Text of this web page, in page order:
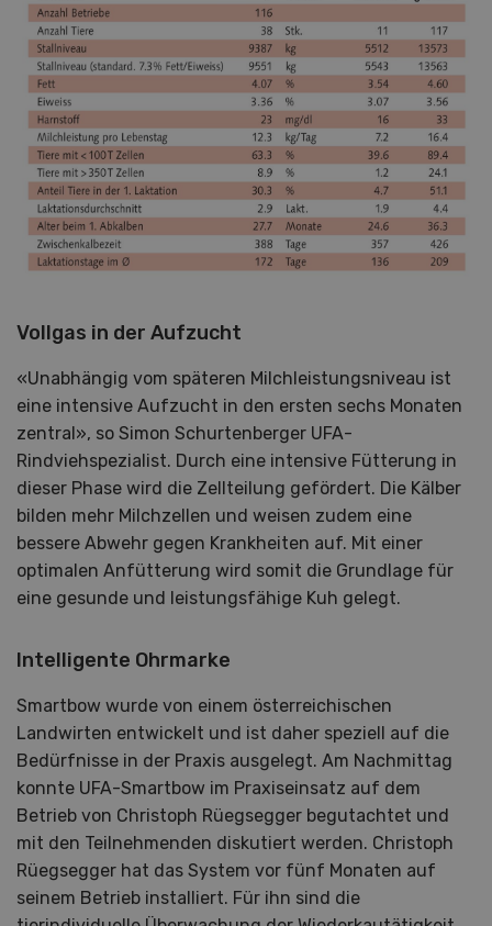
Vollgas in der Aufzucht
«Unabhängig vom späteren Milchleistungsniveau ist
eine intensive Aufzucht in den ersten sechs Monaten
zentral», so Simon Schurtenberger UFA-
Rindviehspezialist. Durch eine intensive Fütterung in
dieser Phase wird die Zellteilung gefördert. Die Kälber
bilden mehr Milchzellen und weisen zudem eine
bessere Abwehr gegen Krankheiten auf. Mit einer
optimalen Anfütterung wird somit die Grundlage für
eine gesunde und leistungsfähige Kuh gelegt.
Intelligente Ohrmarke
Smartbow wurde von einem österreichischen
Landwirten entwickelt und ist daher speziell auf die
Bedürfnisse in der Praxis ausgelegt. Am Nachmittag
konnte UFA-Smartbow im Praxiseinsatz auf dem
Betrieb von Christoph Rüegsegger begutachtet und
mit den Teilnehmenden diskutiert werden. Christoph
Rüegsegger hat das System vor fünf Monaten auf
seinem Betrieb installiert. Für ihn sind die